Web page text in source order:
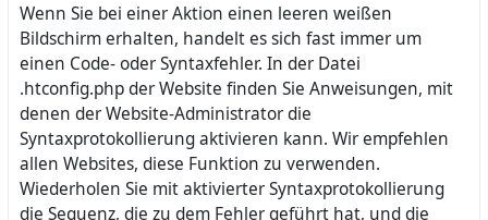
Wenn Sie bei einer Aktion einen leeren weißen
Bildschirm erhalten, handelt es sich fast immer um
einen Code- oder Syntaxfehler. In der Datei
.htconfig.php der Website finden Sie Anweisungen, mit
denen der Website-Administrator die
Syntaxprotokollierung aktivieren kann. Wir empfehlen
allen Websites, diese Funktion zu verwenden.
Wiederholen Sie mit aktivierter Syntaxprotokollierung
die Sequenz, die zu dem Fehler geführt hat, und die